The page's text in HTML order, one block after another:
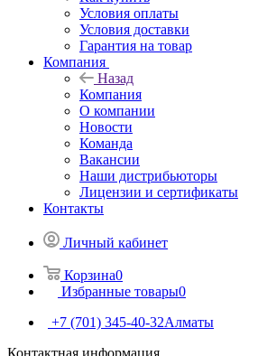
Условия оплаты
Условия доставки
Гарантия на товар
Компания
Назад
Компания
О компании
Новости
Команда
Вакансии
Наши дистрибьюторы
Лицензии и сертификаты
Контакты
Личный кабинет
Корзина0
Избранные товары0
+7 (701) 345-40-32Алматы
Контактная информация